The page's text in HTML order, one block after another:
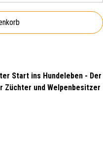
Start ins Hundeleben - Der
und Welpenbesitzer